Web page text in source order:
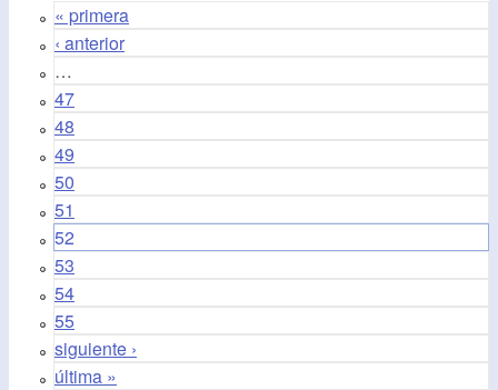
« primera
‹ anterior
…
47
48
49
50
51
52
53
54
55
siguiente ›
última »